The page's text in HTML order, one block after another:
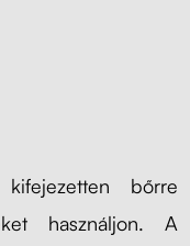
bőrre
használjon. A